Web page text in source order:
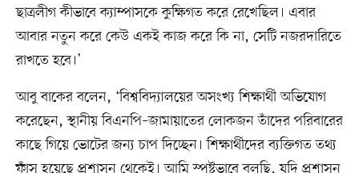
ছাত্রলীগ কীভাবে ক্যাম্পাসকে কুক্ষিগত করে রেখেছিল। এবার
আবার নতুন করে কেউ একই কাজ করে কি না, সেটি নজরদারিতে
রাখতে হবে।’
আবু বাকের বলেন, ‘বিশ্ববিদ্যালয়ের অসংখ্য শিক্ষার্থী অভিযোগ
করেছেন, স্থানীয় বিএনপি–জামায়াতের লোকজন তাঁদের পরিবারের
কাছে গিয়ে ভোটের জন্য চাপ দিচ্ছেন। শিক্ষার্থীদের ব্যক্তিগত তথ্য